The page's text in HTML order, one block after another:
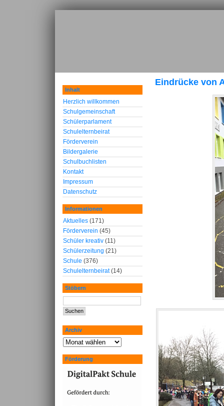
Eindrücke von
Inhalt
Herzlich willkommen
Schulgemeinschaft
Schülerparlament
Schulelternbeirat
Förderverein
Bildergalerie
Schulbuchlisten
Kontakt
Impressum
Datenschutz
Informationen
Aktuelles (171)
Förderverein (45)
Schüler kreativ (11)
Schülerzeitung (21)
Schule (376)
Schulelternbeirat(14)
Stöbern
Archiv
Förderung